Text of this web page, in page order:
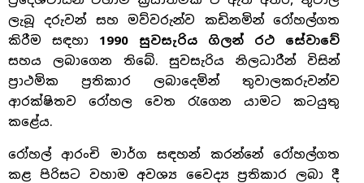
ලැබූ දරුවන් සහ මව්වරුන්ව කඩිනමින් රෝහල්ගත
කිරීම සඳහා 1990 සුවසැරිය ගිලන් රථ සේවාවේ
සහය ලබාගෙන තිබේ. සුවසැරිය නිලධාරීන් විසින්
ප්‍රාථමික ප්‍රතිකාර ලබාදෙමින් තුවාලකරුවන්ව
ආරක්ෂිතව රෝහල වෙත රැගෙන යාමට කටයුතු
කළේය.
රෝහල් ආරංචි මාර්ග සඳහන් කරන්නේ රෝහල්ගත
කළ පිරිසට වහාම අවශ්‍ය වෛද්‍ය ප්‍රතිකාර ලබා දී